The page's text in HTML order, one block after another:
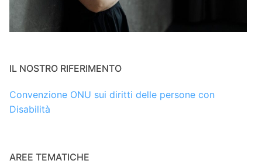
IL NOSTRO RIFERIMENTO
Convenzione ONU sui diritti delle persone con
Disabilità
AREE TEMATICHE